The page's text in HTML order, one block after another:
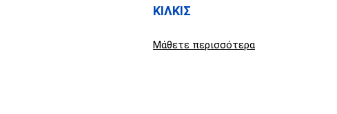
ΚΙΛΚΙΣ
Μάθετε περισσότερα